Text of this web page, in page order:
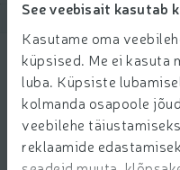
See veebisait kasutab
Kasutame oma
küpsised. Me ei kasuta
luba. Küpsiste
kolmanda osapoole
veebilehe
reklaamide
150g
0 47
€/шт.